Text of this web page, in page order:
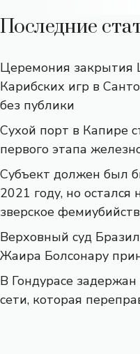
Последние
Церемония закрытия
Карибских игр в
без публики
Сухой порт в Капире
первого этапа
Субъект должен был
2021 году, но
зверское
Верховный суд
Жаира Болсонару
В Гондурасе
сети, которая